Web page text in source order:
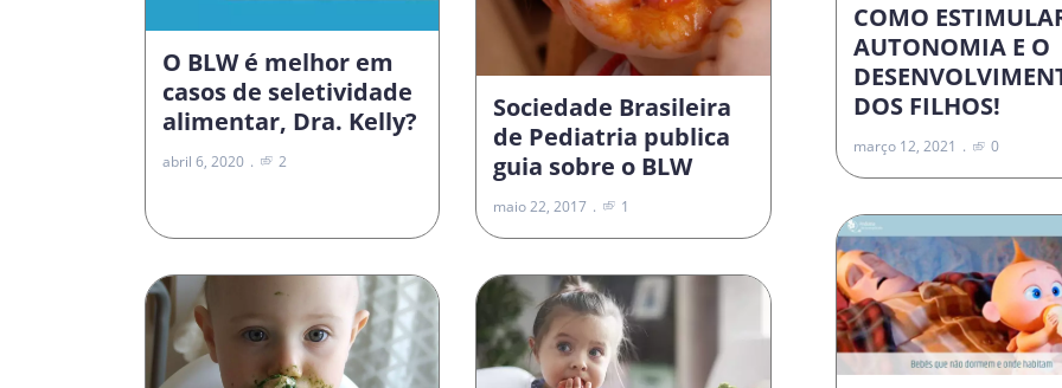
O BLW é melhor em
casos de seletividade
alimentar, Dra. Kelly?
abril 6, 2020 2
Sociedade Brasileira
de Pediatria publica
guia sobre o BLW
maio 22, 2017 1
COMO
AUTONOMIA E O
DOS FILHOS!
março 12, 2021 0